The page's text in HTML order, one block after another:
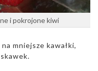
i pokrojone kiwi
mniejsze kawałki,